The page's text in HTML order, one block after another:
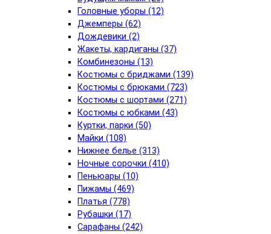
Головные уборы (12)
Джемперы (62)
Дождевики (2)
Жакеты, кардиганы (37)
Комбинезоны (13)
Костюмы с бриджами (139)
Костюмы с брюками (723)
Костюмы с шортами (271)
Костюмы с юбками (43)
Куртки, парки (50)
Майки (108)
Нижнее белье (313)
Ночные сорочки (410)
Пеньюары (10)
Пижамы (469)
Платья (778)
Рубашки (17)
Сарафаны (242)